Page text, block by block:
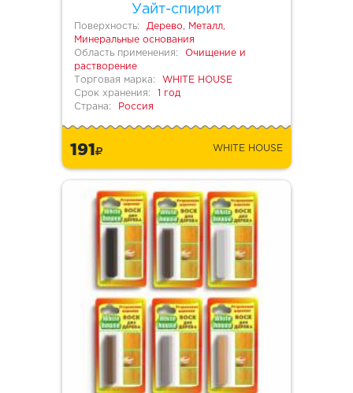
Уайт-спирит
Поверхность:
Дерево, Металл,
Минеральные основания
Область применения:
Очищение и
растворение
Торговая марка:
WHITE HOUSE
Срок хранения:
1 год
Страна:
Россия
191 WHITE HOUSE